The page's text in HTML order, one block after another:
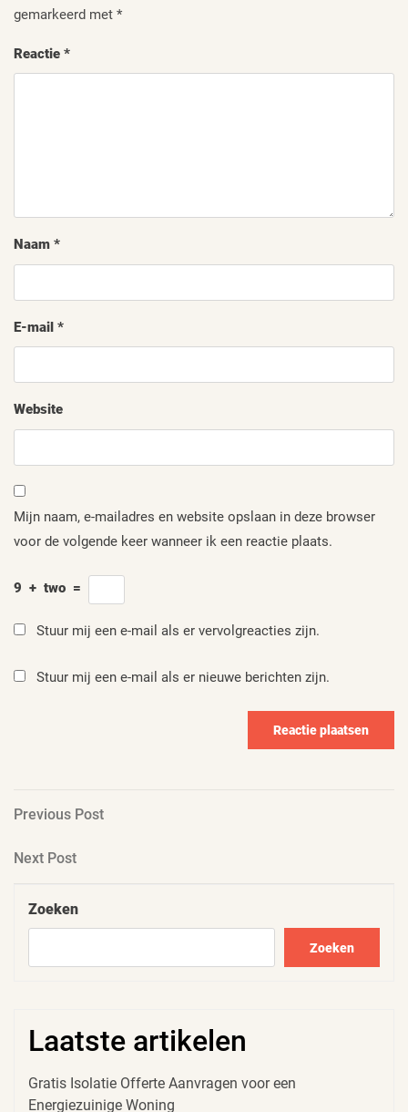
gemarkeerd met *
Reactie *
Naam *
E-mail *
Website
Mijn naam, e-mailadres en website opslaan in deze browser
voor de volgende keer wanneer ik een reactie plaats.
9 + two =
Stuur mij een e-mail als er vervolgreacties zijn.
Stuur mij een e-mail als er nieuwe berichten zijn.
Berichtnavigatie
Previous
Previous Post
Next
Next Post
Zoeken
Zoeken
Laatste artikelen
Gratis Isolatie Offerte Aanvragen voor een
Energiezuinige Woning